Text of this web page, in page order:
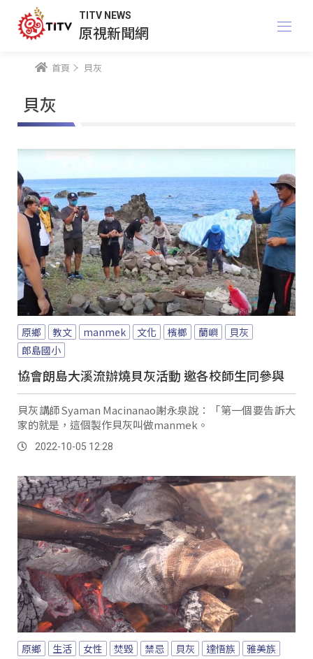
TITV NEWS
原視新聞網
首頁 貝灰
貝灰
原鄉 教文 manmek 文化 檳榔 蘭嶼
貝灰
郎島國小
協會朗島大溪流辦燒貝灰活動 邀各校師生同參與
貝灰講師Syaman Macinanao謝永泉說：「第一個要告訴大
家的就是，這個製作貝灰叫做manmek。
2022-10-05 12:28
原鄉 生活 女性 焚毀 禁忌 貝灰 達悟族
雅美族